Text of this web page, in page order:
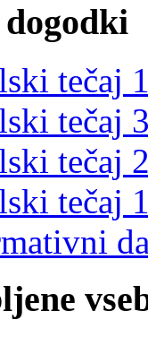
tečaj
tečaj
tečaj
tečaj